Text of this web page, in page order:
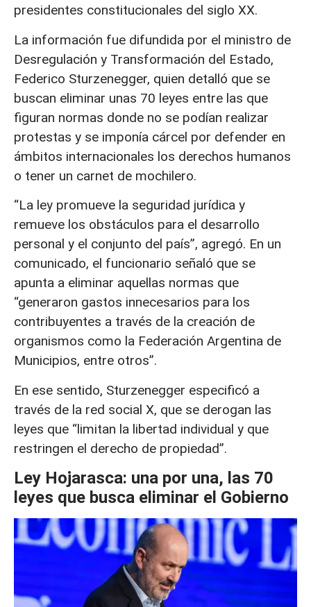
presidentes constitucionales del siglo XX.
La información fue difundida por el ministro de
Desregulación y Transformación del Estado,
Federico Sturzenegger, quien detalló que se
buscan eliminar unas 70 leyes entre las que
figuran normas donde no se podían realizar
protestas y se imponía cárcel por defender en
ámbitos internacionales los derechos humanos
o tener un carnet de mochilero.
“La ley promueve la seguridad jurídica y
remueve los obstáculos para el desarrollo
personal y el conjunto del país”, agregó. En un
comunicado, el funcionario señaló que se
apunta a eliminar aquellas normas que
“generaron gastos innecesarios para los
contribuyentes a través de la creación de
organismos como la Federación Argentina de
Municipios, entre otros”.
En ese sentido, Sturzenegger especificó a
través de la red social X, que se derogan las
leyes que “limitan la libertad individual y que
restringen el derecho de propiedad”.
Ley Hojarasca: una por una, las 70
leyes que busca eliminar el Gobierno